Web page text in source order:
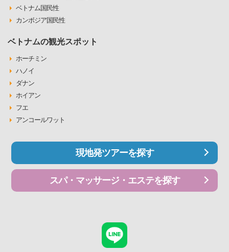
ベトナム国民性
カンボジア国民性
ベトナムの観光スポット
ホーチミン
ハノイ
ダナン
ホイアン
フエ
アンコールワット
現地発ツアーを探す
スパ・マッサージ・エステを探す